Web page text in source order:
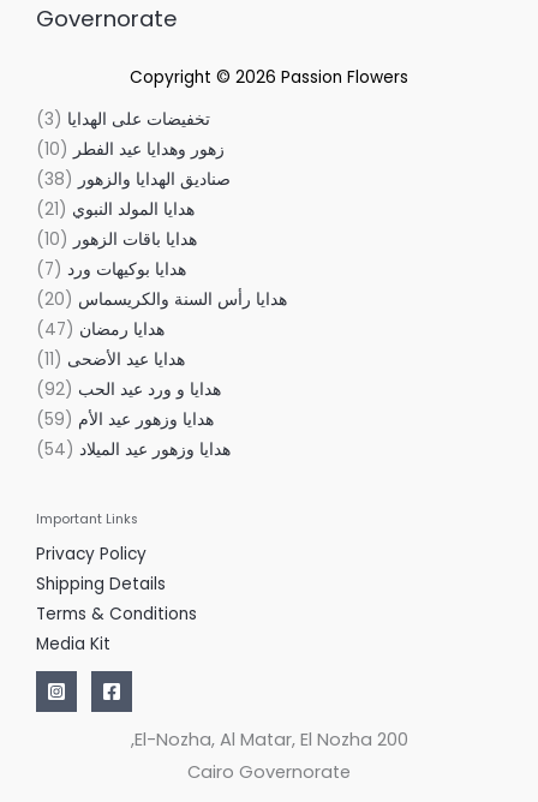
Governorate
Copyright © 2026 Passion Flowers
تخفيضات على الهدايا
3
زهور وهدايا عيد الفطر
10
صناديق الهدايا والزهور
38
هدايا المولد النبوي
21
هدايا باقات الزهور
10
هدايا بوكيهات ورد
7
هدايا رأس السنة والكريسماس
20
هدايا رمضان
47
هدايا عيد الأضحى
11
هدايا و ورد عيد الحب
92
هدايا وزهور عيد الأم
59
هدايا وزهور عيد الميلاد
54
Important Links
Privacy Policy
Shipping Details
Terms & Conditions
Media Kit
200 El-Nozha, Al Matar, El Nozha,
Cairo Governorate